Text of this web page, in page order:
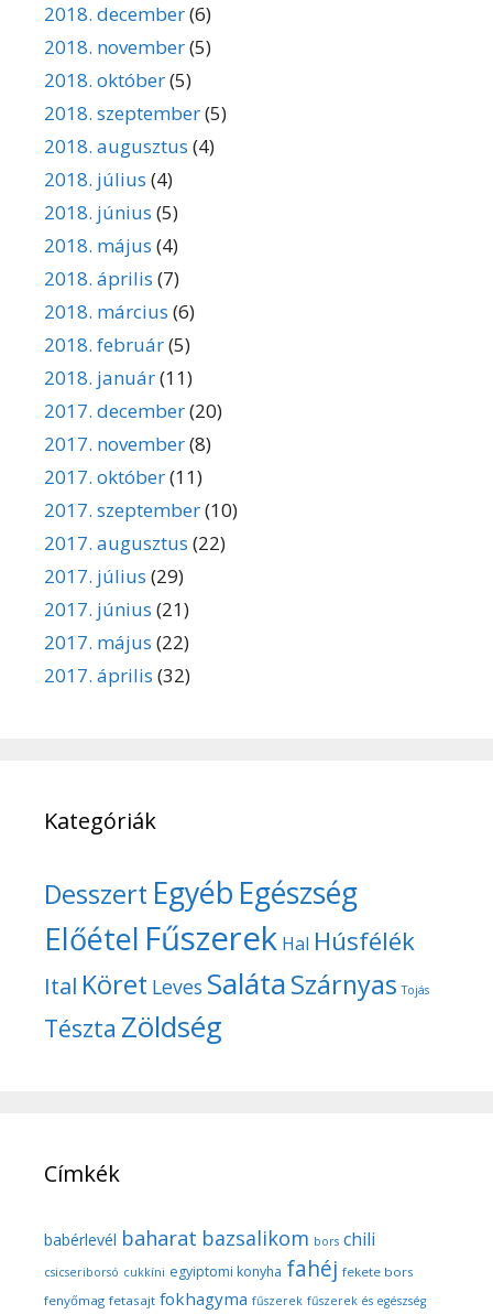
2018. december(6)
2018. november(5)
2018. október(5)
2018. szeptember(5)
2018. augusztus (4)
2018. július (4)
2018. június (5)
2018. május (4)
2018. április (7)
2018. március (6)
2018. február(5)
2018. január(11)
2017. december(20)
2017. november(8)
2017. október(11)
2017. szeptember(10)
2017. augusztus (22)
2017. július (29)
2017. június (21)
2017. május (22)
2017. április (32)
Kategóriák
Desszert Egyéb Egészség
Előétel Fűszerek Hal Húsfélék
Ital Köret Leves SalátaSzárnyas Tojás
Tészta Zöldség
Címkék
babérlevél baharat bazsalikom bors chili
csicseriborsó cukkíni egyiptomi konyha fahéj fekete bors
fenyőmag fetasajt fokhagyma fűszerek fűszerek és egészség